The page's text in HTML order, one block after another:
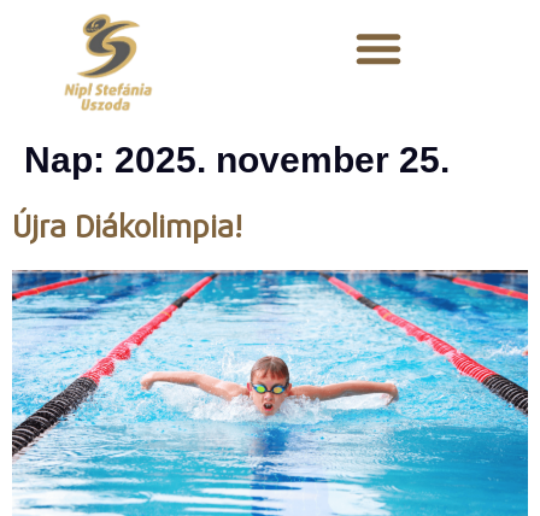
Nap: 2025. november 25.
Újra Diákolimpia!